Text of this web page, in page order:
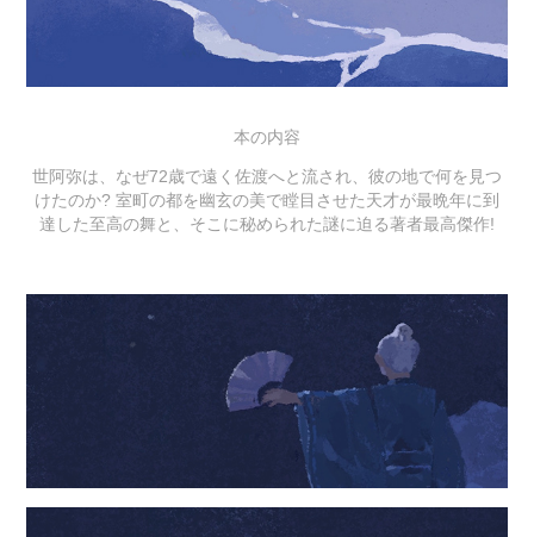
本の内容
世阿弥は、なぜ72歳で遠く佐渡へと流され、彼の地で何を見つ
けたのか? 室町の都を幽玄の美で瞠目させた天才が最晩年に到
達した至高の舞と、そこに秘められた謎に迫る著者最高傑作!